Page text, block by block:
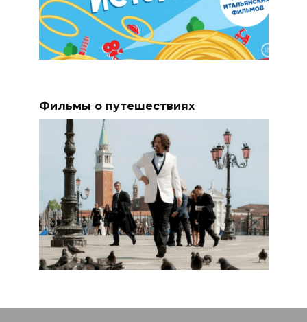
Фильмы о путешествиях